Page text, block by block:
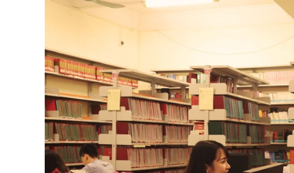
khen Top 12 Nhà
Nghiệp Giỏi 2021
ABB giới thiệu
động cơ điện và
triển lãm EMA
13-06-2024